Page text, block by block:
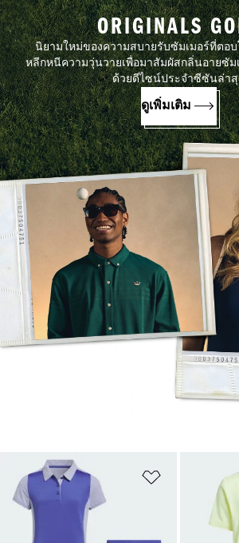
เพิ่มไปยังรา
ORIGINALS
นิยามใหม่ของความสบายรับซัมเมอร์ที่ตอบ
หลีกหนีความวุ่นวายเพื่อมาสัมผัสกลิ่นอายซั
ด้วยดีไซน์ประจำซีซันล่า
ดูเพิ่มเติม